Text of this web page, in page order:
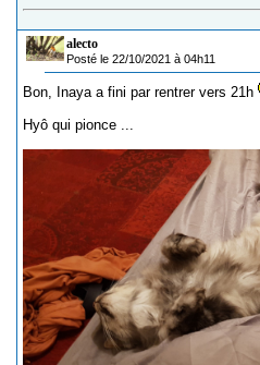
alecto
Posté le 22/10/2021 à 04h11
Bon, Inaya a fini par rentrer vers 21h
Hyô qui pionce ...